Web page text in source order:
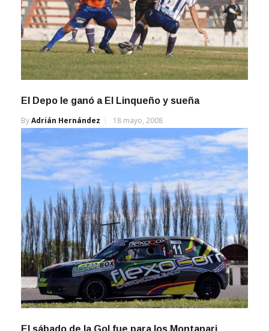
El Depo le ganó a El Linqueño y sueña
ByAdrián Hernández 18 mayo, 2008
El sábado de la Gol fue para los Montanari